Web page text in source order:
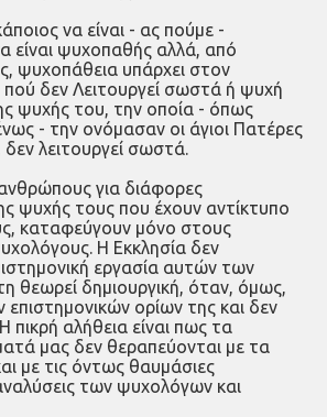
να είναι - ας πούμε -
είναι ψυχοπαθής αλλά, από
ψυχοπάθεια υπάρχει στον
δεν Λειτουργεί σωστά ή ψυχή
ψυχής του, την οποία - όπως
- την ονόμασαν οι άγιοι Πατέρες
δεν λειτουργεί σωστά.
για διάφορες
ψυχής τους που έχουν αντίκτυπο
καταφεύ­γουν μόνο στους
Η Εκκλησία δεν
εργασία αυτών των
θεωρεί δημιουργική, όταν, όμως,
επιστημο­νικών ορίων της και δεν
πικρή αλήθεια είναι πως τα
μας δεν θεραπεύονται με τα
με τις όντως θαυμάσιες
των ψυχολόγων και